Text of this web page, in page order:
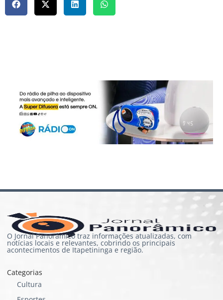
O Jornal Panorâmico traz informações atualizadas, com
notícias locais e relevantes, cobrindo os principais
acontecimentos de Itapetininga e região.
Categorias
Cultura